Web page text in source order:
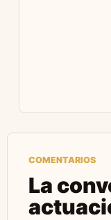
COMENTARIOS
La